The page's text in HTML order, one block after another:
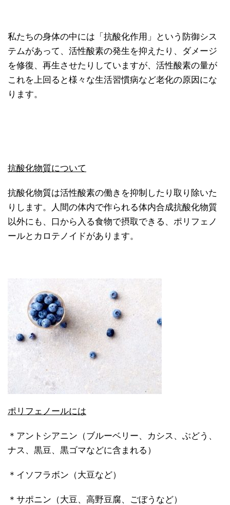
私たちの身体の中には「抗酸化作用」という防御シス
テムがあって、活性酸素の発生を抑えたり、ダメージ
を修復、再生させたりしていますが、活性酸素の量が
これを上回ると様々な生活習慣病など老化の原因にな
ります。
抗酸化物質について
抗酸化物質は活性酸素の働きを抑制したり取り除いた
りします。人間の体内で作られる体内合成抗酸化物質
以外にも、口から入る食物で摂取できる、ポリフェノ
ールとカロテノイドがあります。
ポリフェノールには
＊アントシアニン（ブルーベリー、カシス、ぶどう、
ナス、黒豆、黒ゴマなどに含まれる）
＊イソフラボン（大豆など）
＊サポニン（大豆、高野豆腐、ごぼうなど）